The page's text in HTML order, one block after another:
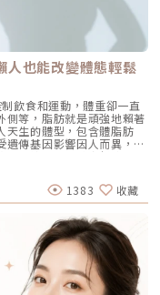
造成私密處變黑的因素之
除去毛髮，容易出現一粒
，在私密處除毛方面，建議
的完全根除，同時避免毛囊
有哪些？利用雷射波長，
形，更能使私密處變得白
剷除黑色素，是比較溫
毛的人，也能夠達到除毛
，促進結締組織新生，進
的生成。主要原理用於皮膚
摩擦而導致外陰部變暗的
色素，同時，它還利用自
樣就可以在內部填充並使
少？通常私密處美白的價
理周圍其他問題等，而會
私密處美白雷射注意事項接
用含有酸性成分的美白產品
皮是正常的反應，請避免
現泛紅，可以用冰敷來緩
潔產品，可選用雷射術後
酸性成分 應避免使用高溫
上的防曬品接受療程後2週
溫泉等 需保濕、修復和防
人也能改變體態輕鬆
飲食和運動，體重卻一直
側等，脂肪就是頑強地賴著
天生的體型，包含體脂肪
傳基因影響因人而異，造
則總是胖在特定部位上！
鬆打造理想身形，芯漾皮
雰醫師針對每個人身體素
醫美體雕儀器，幫助你針
Neo、EMBODY核心美
收斂，朝理想體態更進一
治療儀器，實際治療又該
的部位TOP 3，你中了幾
動」來達到「局部減脂」
、運動的過程中，身體各部
位會先變瘦，一樣是由基因
1383 收藏